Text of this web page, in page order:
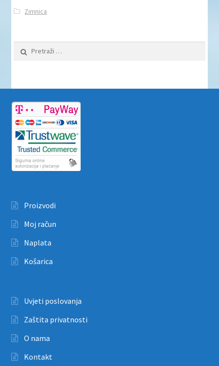
Zimnica
Pretraži:
Proizvodi
Moj račun
Naplata
Košarica
Uvjeti poslovanja
Zaštita privatnosti
O nama
Kontakt